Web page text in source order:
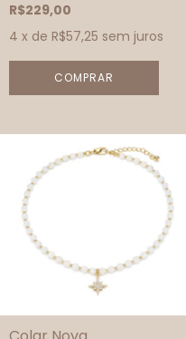
R$229,00
4 x de R$57,25 sem juros